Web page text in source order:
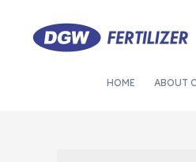
HOME ABOUT